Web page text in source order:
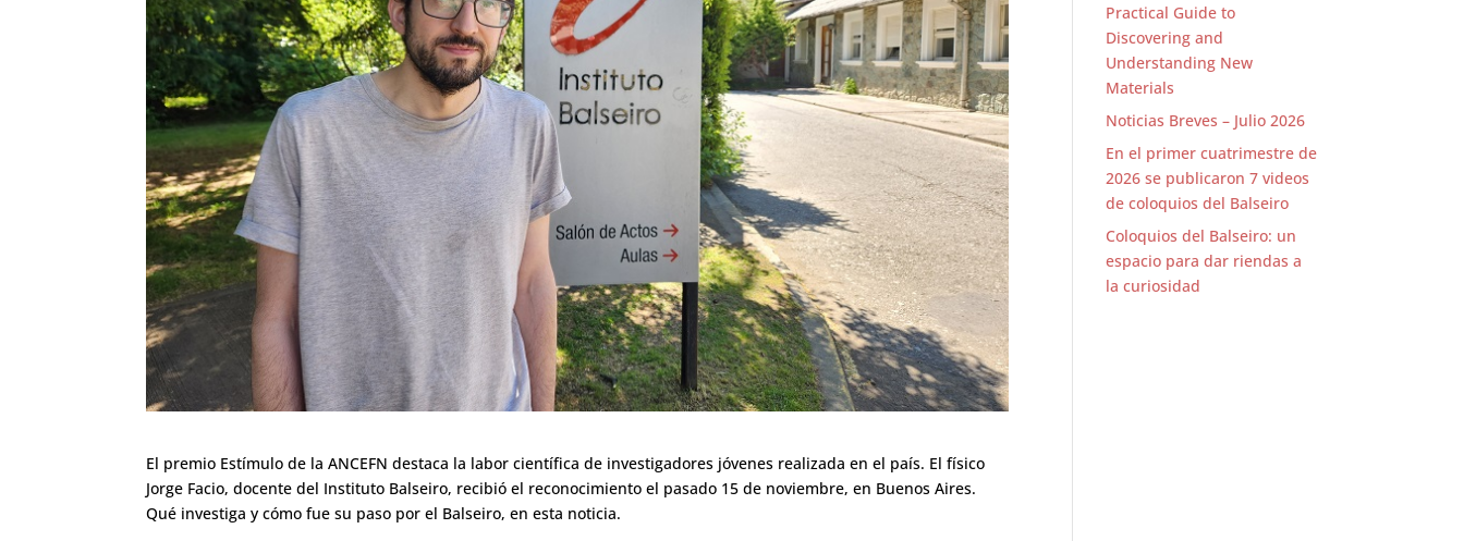
El premio Estímulo de la ANCEFN destaca la labor científica de investigadores jóvenes realizada en el país. El físico
Jorge Facio, docente del Instituto Balseiro, recibió el reconocimiento el pasado 15 de noviembre, en Buenos Aires.
Qué investiga y cómo fue su paso por el Balseiro, en esta noticia.
Practical Guide to
Discovering and
Understanding New
Materials
Noticias Breves – Julio 2026
En el primer cuatrimestre de
2026 se publicaron 7 videos
de coloquios del Balseiro
Coloquios del Balseiro: un
espacio para dar riendas a
la curiosidad